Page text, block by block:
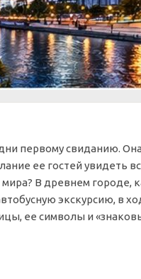
первому свиданию.
ее гостей увидеть
В древнем
экскурсию, в
ее символы и